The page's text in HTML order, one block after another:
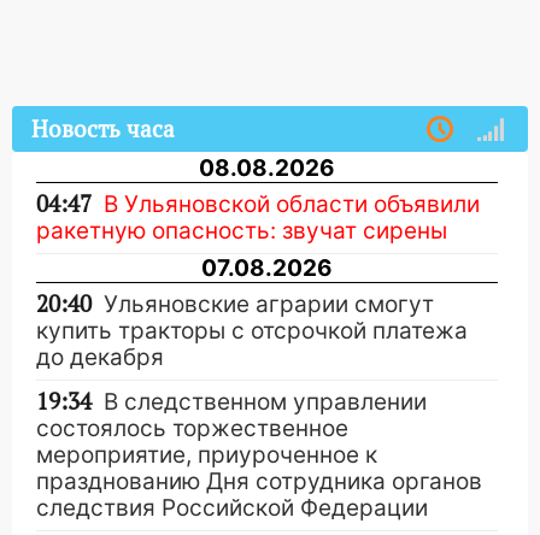
Новость часа
08.08.2026
04:47 В Ульяновской области объявили
ракетную опасность: звучат сирены
07.08.2026
20:40 Ульяновские аграрии смогут
купить тракторы с отсрочкой платежа
до декабря
19:34 В следственном управлении
состоялось торжественное
мероприятие, приуроченное к
празднованию Дня сотрудника органов
следствия Российской Федерации